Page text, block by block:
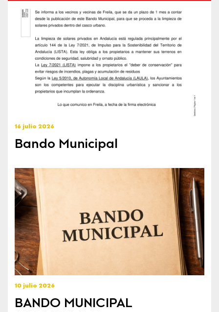
16 julio 2026
Bando Municipal
10 julio 2026
BANDO MUNICIPAL